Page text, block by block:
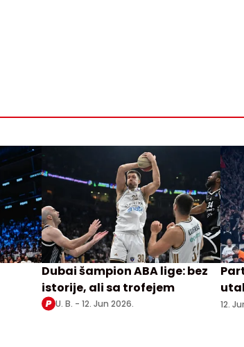
Dubai šampion ABA lige: bez
istorije, ali sa trofejem
U. B. - 12. Jun 2026. 12.